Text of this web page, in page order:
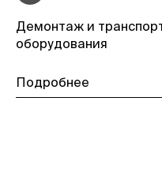
Демонтаж и
оборудования
Подробнее